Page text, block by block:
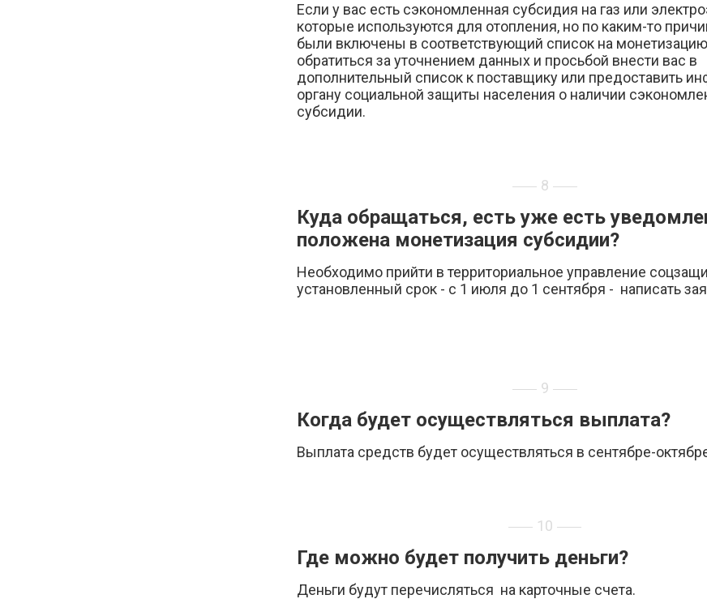
Если у вас есть сэкономленная субсидия на газ или
которые используются для отопления, но по каким-то
были включены в соответствующий список на
обратиться за уточнением данных и просьбой внести вас в
дополнительный список к поставщику или предоставить
органу социальной защиты населения о наличии
субсидии.
8
Куда обращаться, есть уже есть
положена монетизация субсидии?
Необходимо прийти в территориальное управление
установленный срок - с 1 июля до 1 сентября - написать
9
Когда будет осуществляться выплата?
Выплата средств будет осуществляться в сентябре-
10
Где можно будет получить деньги?
Деньги будут перечисляться на карточные счета.